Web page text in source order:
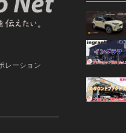
レーション